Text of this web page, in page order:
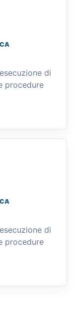
di
procedure
di
procedure